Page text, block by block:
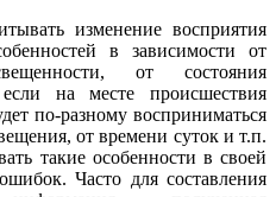
изменение восприятия
в зависимости от
от состояния
на месте происшествия
по-разному восприниматься
от времени суток и т.п.
такие особенности в своей
Часто для составления